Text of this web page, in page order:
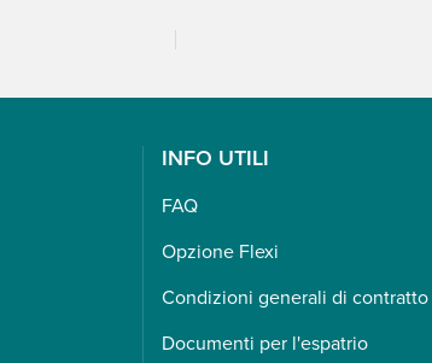
INFO UTILI
FAQ
Opzione Flexi
Condizioni generali di contratto
Documenti per l'espatrio